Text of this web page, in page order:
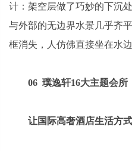
计：架空层做了巧妙的下沉
与外部的无边界水景几乎齐
框消失，人仿佛直接坐在水边
06 璞逸轩16大主题会所
让国际高奢酒店生活方